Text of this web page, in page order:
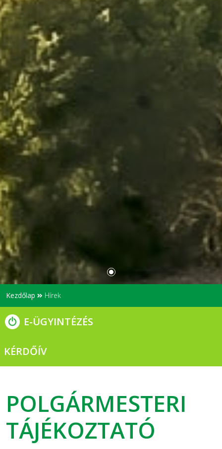
Kezdőlap Hírek
E-ÜGYINTÉZÉS
KÉRDŐÍV
POLGÁRMESTERI
TÁJÉKOZTATÓ